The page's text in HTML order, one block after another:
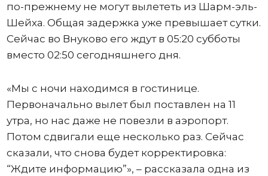
по-прежнему не могут вылететь из Шарм-эль-
Шейха. Общая задержка уже превышает сутки.
Сейчас во Внуково его ждут в 05:20 субботы
вместо 02:50 сегодняшнего дня.
«Мы с ночи находимся в гостинице.
Первоначально вылет был поставлен на 11
утра, но нас даже не повезли в аэропорт.
Потом сдвигали еще несколько раз. Сейчас
сказали, что снова будет корректировка:
“Ждите информацию”», – рассказала одна из